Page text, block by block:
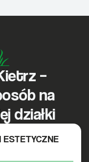
–
na
działki
ESTETYCZNE